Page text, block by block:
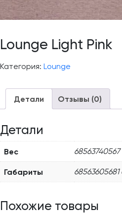
Lounge Light Pink
Категория: Lounge
Детали Отзывы (0)
Детали
Вес 68563740567
Габариты 68563605681
Похожие товары